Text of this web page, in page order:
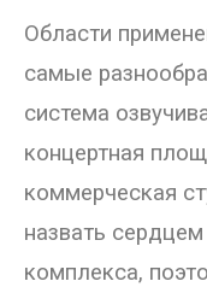
- Ремонт
- Ремонт усилителей
- Ремонт активной
- Ремонт домашних
Области
самые
система
концертная
коммерческая
назвать
комплекса,